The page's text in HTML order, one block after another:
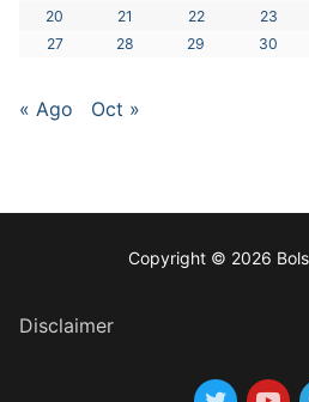
20
21 22 23
27
28 29 30
« Ago Oct »
Copyright © 2026
Disclaimer